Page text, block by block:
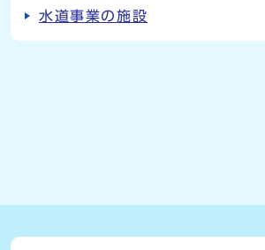
水道事業の施設